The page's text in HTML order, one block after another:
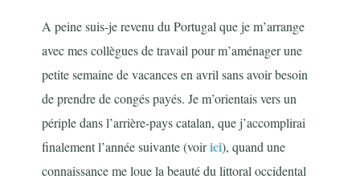
A peine suis-je revenu du Portugal que je m’arrange
avec mes collègues de travail pour m’aménager une
petite semaine de vacances en avril sans avoir besoin
de prendre de congés payés. Je m’orientais vers un
périple dans l’arrière-pays catalan, que j’accomplirai
finalement l’année suivante (voirici), quand une
connaissance me loue la beauté du littoral occidental